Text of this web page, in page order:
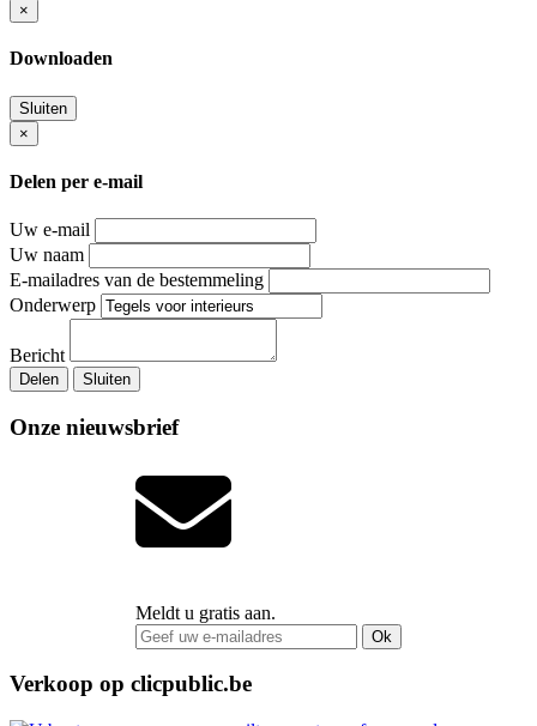
×
Downloaden
Sluiten
×
Delen per e-mail
Uw e-mail
Uw naam
E-mailadres van de bestemmeling
Onderwerp
Bericht
Delen Sluiten
Onze nieuwsbrief
Meldt u gratis aan.
Ok
Verkoop op clicpublic.be